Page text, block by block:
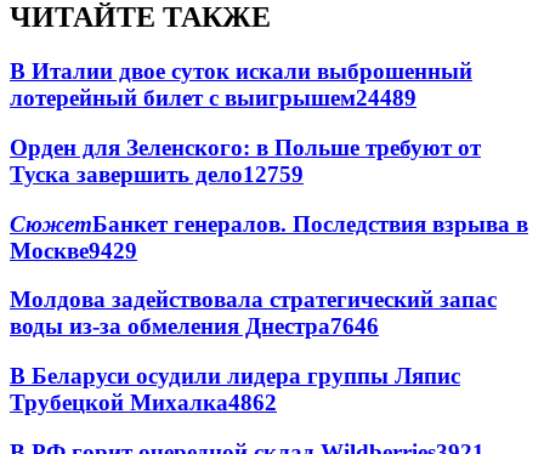
ЧИТАЙТЕ ТАКЖЕ
В Италии двое суток искали выброшенный
лотерейный билет с выигрышем24489
Орден для Зеленского: в Польше требуют от
Туска завершить дело12759
СюжетБанкет генералов. Последствия взрыва в
Москве9429
Молдова задействовала стратегический запас
воды из-за обмеления Днестра7646
В Беларуси осудили лидера группы Ляпис
Трубецкой Михалка4862